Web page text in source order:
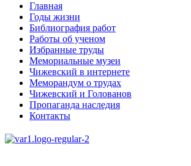
Главная
Годы жизни
Библиография работ
Работы об ученом
Избранные труды
Мемориальные музеи
Чижевский в интернете
Меморандум о трудах
Чижевский и Голованов
Пропаганда наследия
Контакты